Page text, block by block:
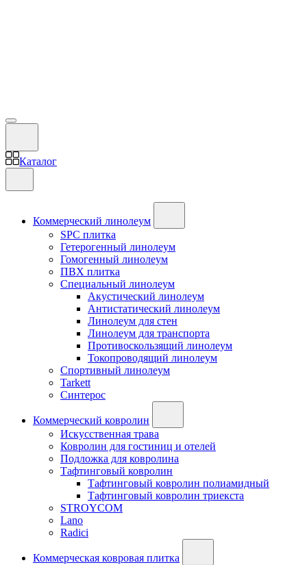
Каталог
Коммерческий линолеум
SPC плитка
Гетерогенный линолеум
Гомогенный линолеум
ПВХ плитка
Специальный линолеум
Акустический линолеум
Антистатический линолеум
Линолеум для стен
Линолеум для транспорта
Противоскользящий линолеум
Токопроводящий линолеум
Спортивный линолеум
Tarkett
Синтерос
Коммерческий ковролин
Искусственная трава
Ковролин для гостиниц и отелей
Подложка для ковролина
Тафтинговый ковролин
Тафтинговый ковролин полиамидный
Тафтинговый ковролин триекста
STROYCOM
Lano
Radici
Коммерческая ковровая плитка